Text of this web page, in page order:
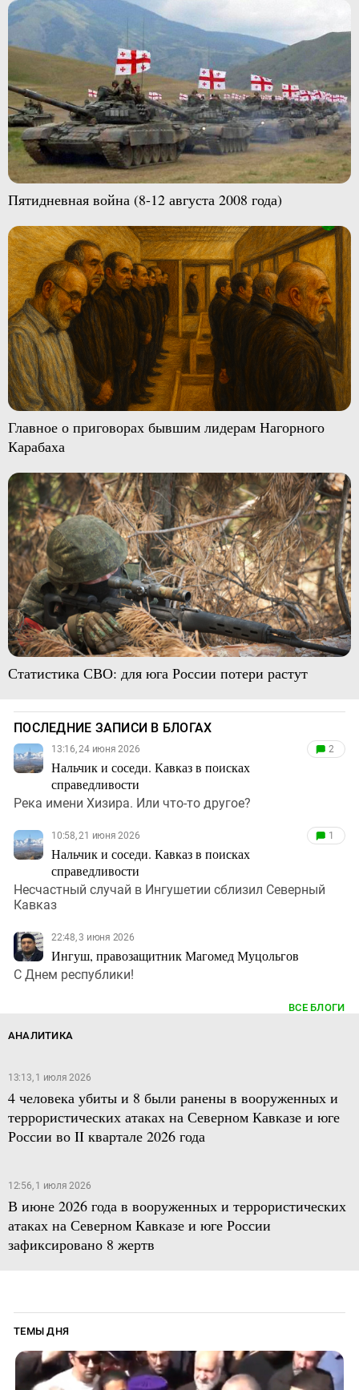
Пятидневная война (8-12 августа 2008 года)
Главное о приговорах бывшим лидерам Нагорного
Карабаха
Статистика СВО: для юга России потери растут
ПОСЛЕДНИЕ ЗАПИСИ В БЛОГАХ
13:16, 24 июня 2026
Нальчик и соседи. Кавказ в поисках
справедливости
2
Река имени Хизира. Или что-то другое?
10:58, 21 июня 2026
Нальчик и соседи. Кавказ в поисках
справедливости
1
Несчастный случай в Ингушетии сблизил Северный
Кавказ
22:48, 3 июня 2026
Ингуш, правозащитник Магомед Муцольгов
С Днем республики!
ВСЕ БЛОГИ
АНАЛИТИКА
13:13, 1 июля 2026
4 человека убиты и 8 были ранены в вооруженных и
террористических атаках на Северном Кавказе и юге
России во II квартале 2026 года
12:56, 1 июля 2026
В июне 2026 года в вооруженных и террористических
атаках на Северном Кавказе и юге России
зафиксировано 8 жертв
ТЕМЫ ДНЯ